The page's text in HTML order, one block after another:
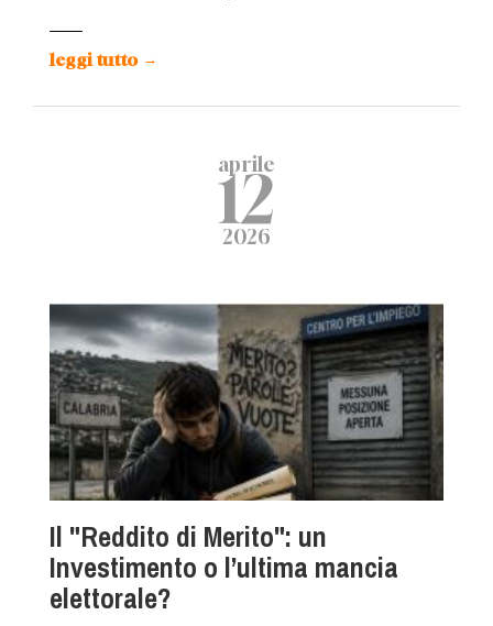
leggi tutto →
aprile
12
2026
Il "Reddito di Merito": un
Investimento o l’ultima mancia
elettorale?